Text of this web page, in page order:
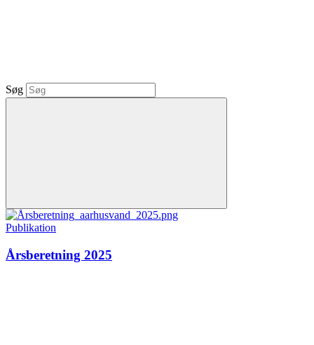
Søg
Publikation
Årsberetning 2025